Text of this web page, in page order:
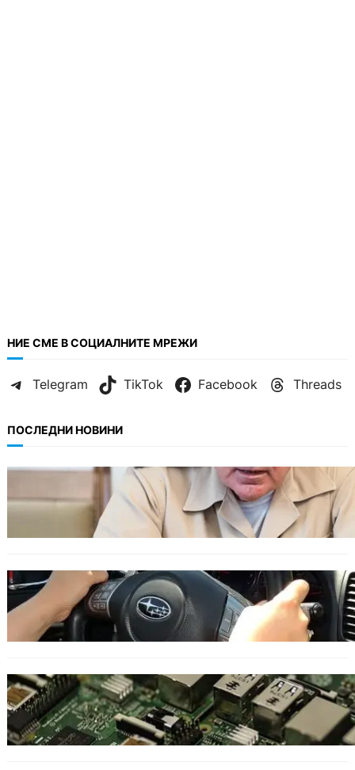
НИЕ СМЕ В СОЦИАЛНИТЕ МРЕЖИ
Telegram TikTok Facebook Threads
ПОСЛЕДНИ НОВИНИ
БЪЛГАРИЯ
Ефтимов: Няма преднамерени действия
срещу България, дронът край Кардам е бил
примамка
ОБЩЕСТВО
Възможни ограничения за Waze в Европа
след решение на Съда на ЕС
ИКОНОМИКА
Кои българи се осигуряват на новия таван
от 2300 евро